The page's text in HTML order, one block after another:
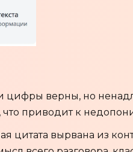
цифры верны, но
что приводит к
цитата вырвана из